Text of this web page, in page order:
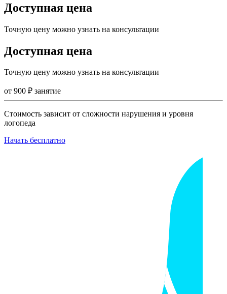
Доступная цена
Точную цену можно узнать на консультации
Доступная цена
Точную цену можно узнать на консультации
от 900 ₽ занятие
Стоимость зависит от сложности нарушения и уровня
логопеда
Начать бесплатно